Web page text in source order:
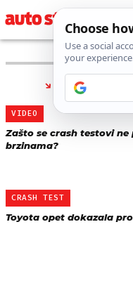
PRONAĐENO
VIDEO
Zašto se crash testovi ne
brzinama?
CRASH TEST
Toyota opet dokazala